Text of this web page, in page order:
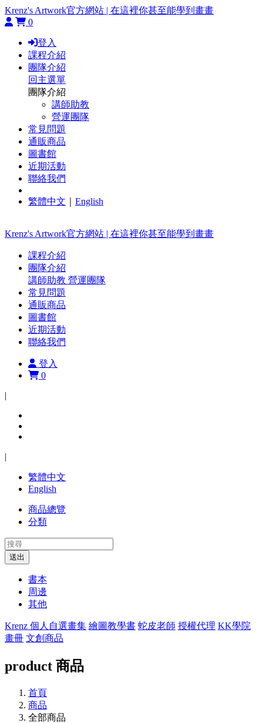
Krenz's Artwork官方網站 | 在這裡你甚至能學到畫畫
0
登入
課程介紹
團隊介紹
回主選單
團隊介紹
講師助教
營運團隊
常見問題
通販商品
圖書館
近期活動
聯絡我們
繁體中文 English
Krenz's Artwork官方網站 | 在這裡你甚至能學到畫畫
課程介紹
團隊介紹
講師助教 營運團隊
常見問題
通販商品
圖書館
近期活動
聯絡我們
登入
0
|
|
繁體中文
English
商品總覽
分類
送出
書本
周邊
其他
Krenz 個人自選畫集 繪圖教學書 蛇皮老師 授權代理 KK學院
畫冊 文創商品
product 商品
首頁
商品
全部商品